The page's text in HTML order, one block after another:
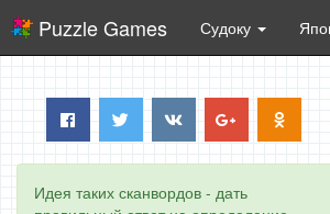
Puzzle Games Судоку
Идея таких сканвордов - дать